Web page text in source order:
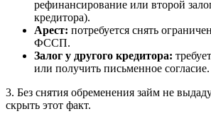
рефинансирование или второй
кредитора).
Арест: потребуется снять
ФССП.
Залог у другого кредитора:
или получить письменное согласие.
3. Без снятия обременения займ не
скрыть этот факт.